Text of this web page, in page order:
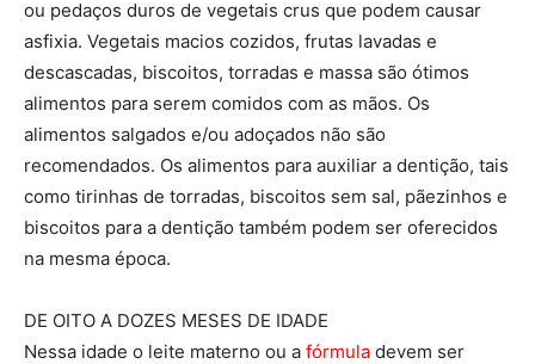
ou pedaços duros de vegetais crus que podem causar
asfixia. Vegetais macios cozidos, frutas lavadas e
descascadas, biscoitos, torradas e massa são ótimos
alimentos para serem comidos com as mãos. Os
alimentos salgados e/ou adoçados não são
recomendados. Os alimentos para auxiliar a dentição, tais
como tirinhas de torradas, biscoitos sem sal, pãezinhos e
biscoitos para a dentição também podem ser oferecidos
na mesma época.
DE OITO A DOZES MESES DE IDADE
Nessa idade o leite materno ou a fórmula devem ser